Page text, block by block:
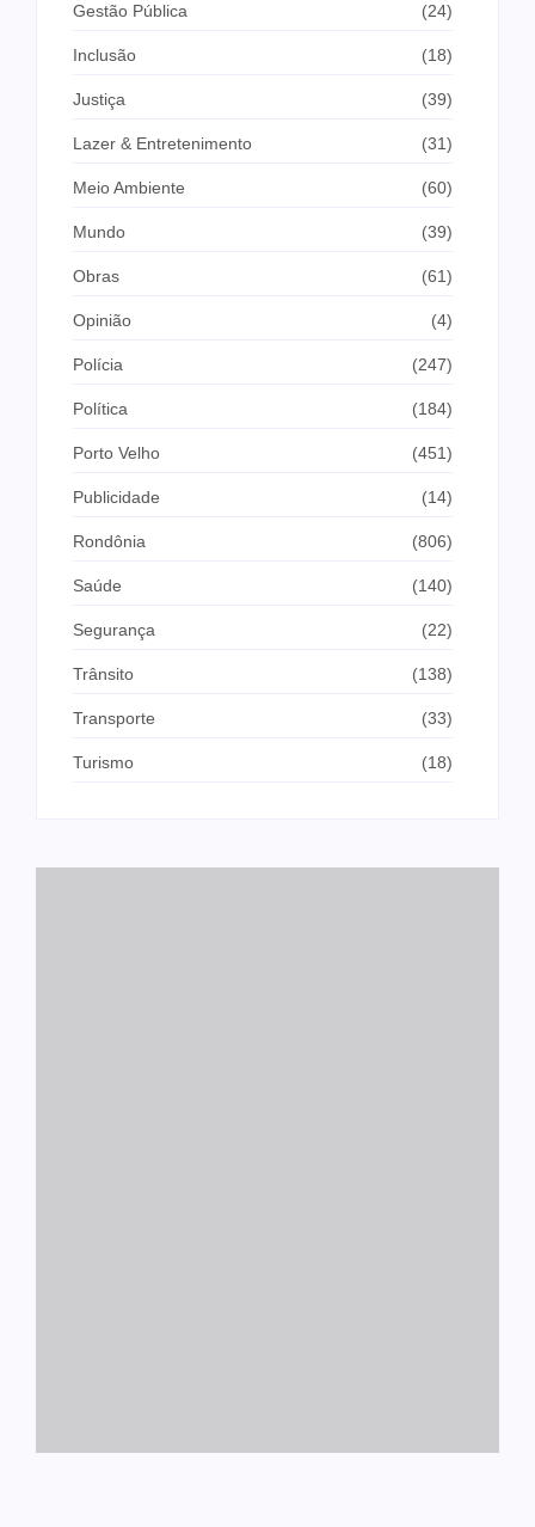
Gestão Pública (24)
Inclusão (18)
Justiça (39)
Lazer & Entretenimento (31)
Meio Ambiente (60)
Mundo (39)
Obras (61)
Opinião (4)
Polícia (247)
Política (184)
Porto Velho (451)
Publicidade (14)
Rondônia (806)
Saúde (140)
Segurança (22)
Trânsito (138)
Transporte (33)
Turismo (18)